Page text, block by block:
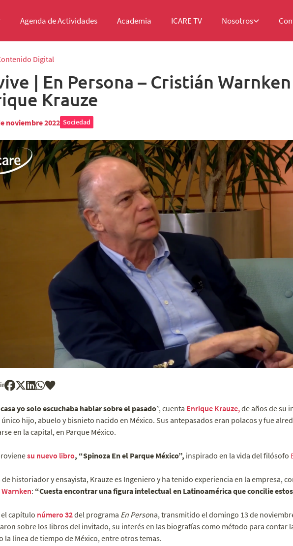
Agenda de Actividades Academia ICARE TV Nosotros
Digital
| En Persona – Cristián
Krauze
noviembre 2022 Sociedad
casa yo solo escuchaba hablar sobre el pasado”, cuenta Enrique Krauze,de años de su
hijo, abuelo y bisnieto nacido en México. Sus antepasados eran polacos y fue
en la capital, en Parque México.
su nuevo libro, “Spinoza En el Parque México”, inspirado en la vida del filósofo
de historiador y ensayista, Krauze es Ingeniero y ha tenido experiencia en la empresa,
: “Cuesta encontrar una figura intelectual en Latinoamérica que concilie
el capítulo número 32del programa En Persona, transmitido el domingo 13 de
sobre los libros del invitado, su interés en las biografías como método para contar
la línea de tiempo de México, entre otros temas.